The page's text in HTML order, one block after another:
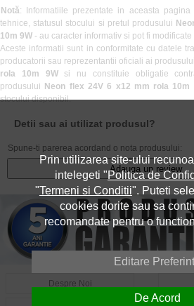
Notă: Informatiile prezentate in aceasta pagina
tehnice, statusul stocului si pretul produsului
10m 9W - au caracter informativ si pot fi
Aceste informatii sunt in conformitate cu datele
producatorii sau reprezentantii oficiali ai produsului
rola 10m 9W si nu constituie obligatie
produsului Neon flex 24V 6 x12 mm rola 10m
stocului disponibil.
Detii sau ai utilizat produsul?
Spune-ti parerea acordand o nota produsului:
Adauga un review
Despre Noi
Prin utilizarea site-ului
intelegeti "Politica de
"Termeni si Conditii". Puteti
cookies dorite sau sa
recomandate pentru o
Editare
De Acord